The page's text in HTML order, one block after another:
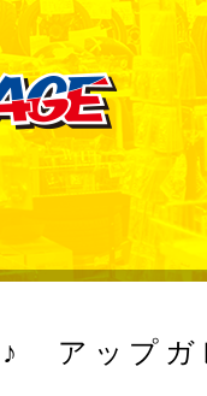
アップガ